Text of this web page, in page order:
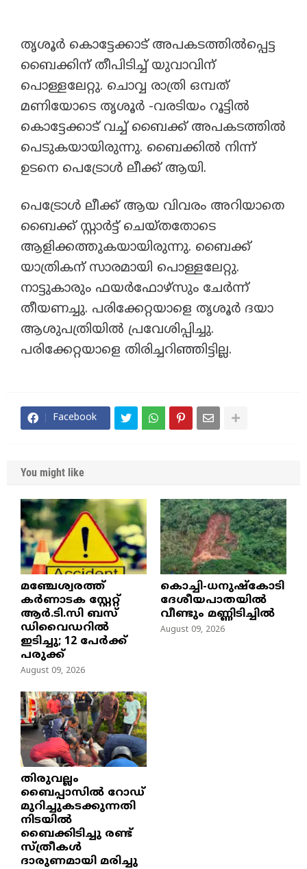
തൃശൂര്‍ കൊട്ടേക്കാട് അപകടത്തില്‍പ്പെട്ട
ബൈക്കിന് തീപിടിച്ച് യുവാവിന്
പൊള്ളലേറ്റു. ചൊവ്വ രാത്രി ഒമ്പത്
മണിയോടെ തൃശൂര്‍ -വരടിയം റൂട്ടില്‍
കൊട്ടേക്കാട് വച്ച് ബൈക്ക് അപകടത്തില്‍
പെടുകയായിരുന്നു. ബൈക്കില്‍ നിന്ന്
ഉടനെ പെട്രോള്‍ ലീക്ക് ആയി.
പെട്രോള്‍ ലീക്ക് ആയ വിവരം അറിയാതെ
ബൈക്ക് സ്റ്റാര്‍ട്ട് ചെയ്തതോടെ
ആളിക്കത്തുകയായിരുന്നു. ബൈക്ക്
യാത്രികന് സാരമായി പൊള്ളലേറ്റു.
നാട്ടുകാരും ഫയര്‍ഫോഴ്‌സും ചേര്‍ന്ന്
തീയണച്ചു. പരിക്കേറ്റയാളെ തൃശൂര്‍ ദയാ
ആശുപത്രിയില്‍ പ്രവേശിപ്പിച്ചു.
പരിക്കേറ്റയാളെ തിരിച്ചറിഞ്ഞിട്ടില്ല.
Facebook
You might like
മഞ്ചേശ്വരത്ത്
കര്‍ണാടക സ്റ്റേറ്റ്
ആര്‍.ടി.സി ബസ്
ഡിവൈഡറില്‍
ഇടിച്ചു; 12 പേര്‍ക്ക്
പരുക്ക്
August 09, 2026
കൊച്ചി-ധനുഷ്കോടി
ദേശീയപാതയിൽ
വീണ്ടും മണ്ണിടിച്ചിൽ
August 09, 2026
തിരുവല്ലം
ബൈപ്പാസില്‍ റോഡ്
മുറിച്ചുകടക്കുന്നതി
നിടയില്‍
ബൈക്കിടിച്ചു രണ്ട്
സ്ത്രീകള്‍
ദാരുണമായി മരിച്ചു